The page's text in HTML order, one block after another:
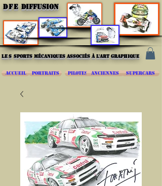
DFE DIFFUSION
les sports mécaniques associés à l'art graphique
ACCUEIL PORTRAITS PILOTES ANCIENNES SUPERCARS